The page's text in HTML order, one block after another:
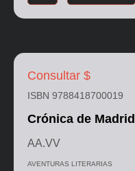
Consultar $
ISBN 9788418700019
Crónica de Madrid
AA.VV
AVENTURAS LITERARIAS